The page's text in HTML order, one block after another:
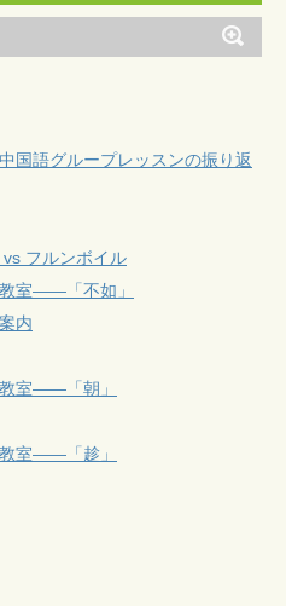
国語グループレッスンの振り返
フルンボイル
室——「不如」
内
室——「朝」
室——「趁」